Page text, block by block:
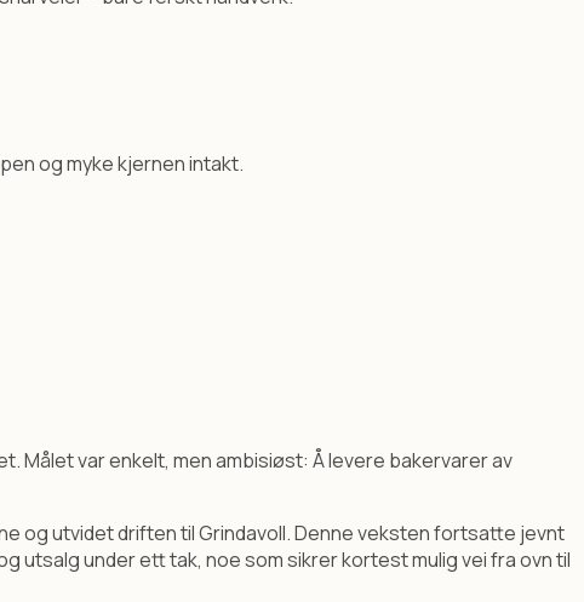
og myke kjernen intakt.
Målet var enkelt, men ambisiøst: Å levere bakervarer av
og utvidet driften til Grindavoll. Denne veksten fortsatte jevnt
utsalg under ett tak, noe som sikrer kortest mulig vei fra ovn til